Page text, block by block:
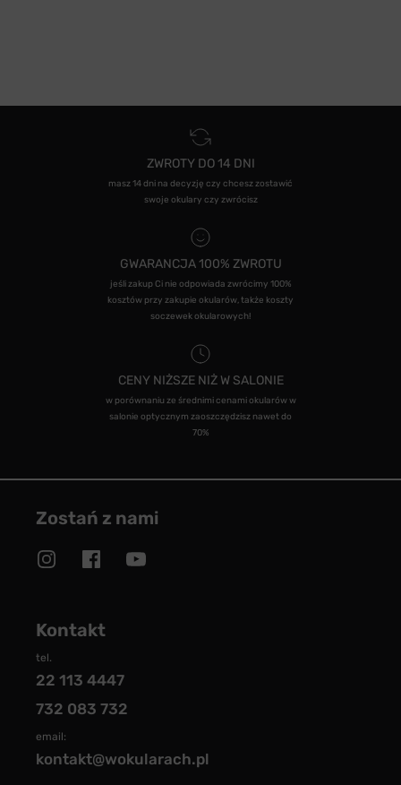
ZWROTY DO 14 DNI
masz 14 dni na decyzję czy chcesz zostawić
swoje okulary czy zwrócisz
GWARANCJA 100% ZWROTU
jeśli zakup Ci nie odpowiada zwrócimy 100%
kosztów przy zakupie okularów, także koszty
soczewek okularowych!
CENY NIŻSZE NIŻ W SALONIE
w porównaniu ze średnimi cenami okularów w
salonie optycznym zaoszczędzisz nawet do
70%
Zostań z nami
Kontakt
tel.
22 113 4447
732 083 732
email:
kontakt@wokularach.pl